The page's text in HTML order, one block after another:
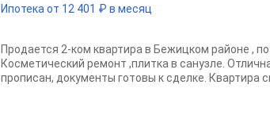
Ипотека от 12 401 ₽ в месяц
Продается 2-ком квартира в Бежицком районе ,
Косметический ремонт ,плитка в санузле.
прописан, документы готовы к сделке. Квартира